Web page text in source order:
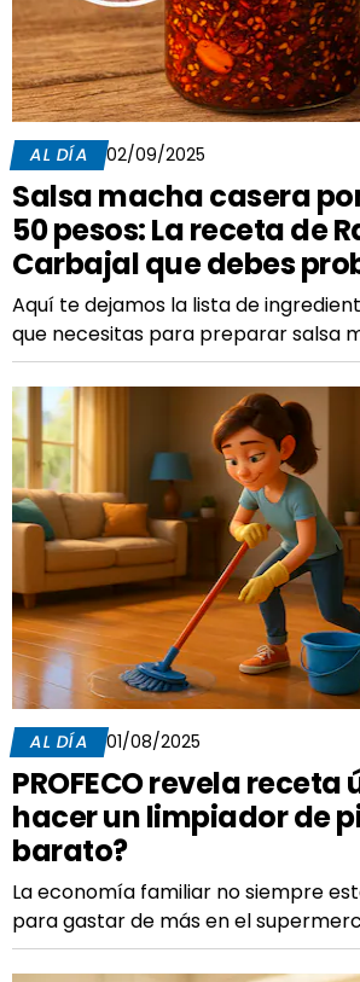
AL DÍA 02/09/2025
Salsa macha casera
50 pesos: La receta de
Carbajal que debes
Aquí te dejamos la lista de
que necesitas para preparar salsa
AL DÍA 01/08/2025
PROFECO revela receta
hacer un limpiador de
barato?
La economía familiar no siempre
para gastar de más en el